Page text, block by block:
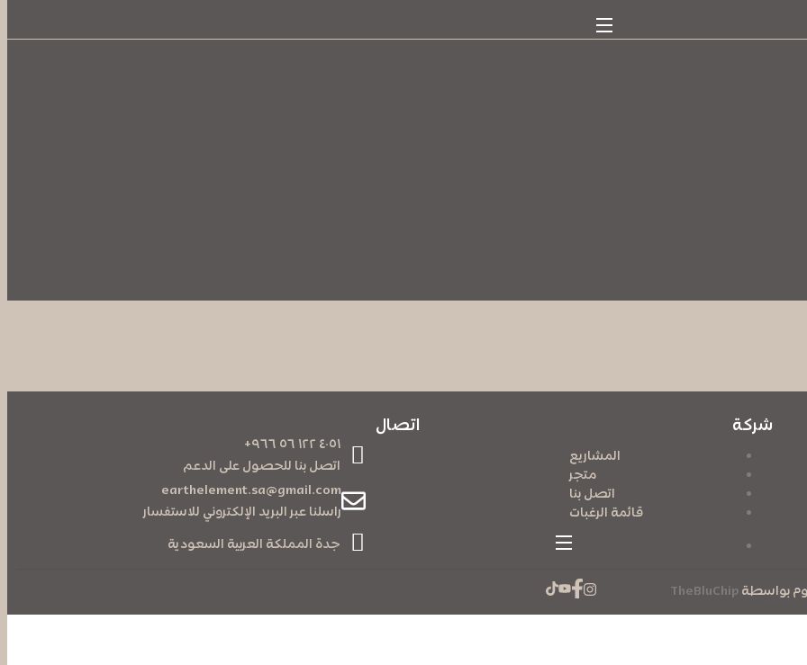
شركة
المشاريع
متجر
اتصل بنا
قائمة الرغبات
اتصال
+٤٠٥١ ١٢٢ ٥٦ ٩٦٦
اتصل بنا للحصول على الدعم
earthelement.sa@gmail.com
راسلنا عبر البريد الإلكتروني للاستفسار
جدة المملكة العربية السعودية
TheBluChip